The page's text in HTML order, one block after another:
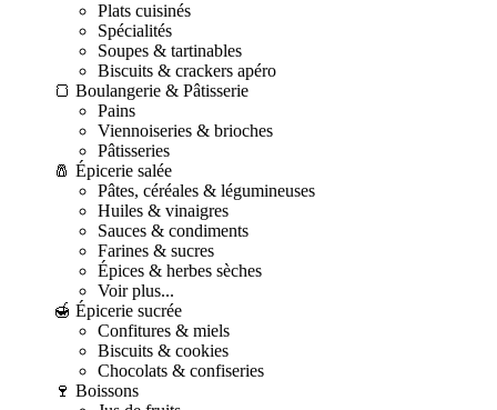
Plats cuisinés
Spécialités
Soupes & tartinables
Biscuits & crackers apéro
🍞 Boulangerie & Pâtisserie
Pains
Viennoiseries & brioches
Pâtisseries
🧂 Épicerie salée
Pâtes, céréales & légumineuses
Huiles & vinaigres
Sauces & condiments
Farines & sucres
Épices & herbes sèches
Voir plus...
🍯 Épicerie sucrée
Confitures & miels
Biscuits & cookies
Chocolats & confiseries
🍷 Boissons